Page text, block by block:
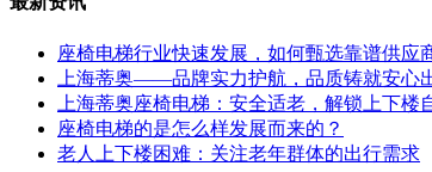
座椅电梯行业快速发展，如何甄选靠谱供应
上海蒂奥——品牌实力护航，品质铸就安心
上海蒂奥座椅电梯：安全适老，解锁上下楼
座椅电梯的是怎么样发展而来的？
老人上下楼困难：关注老年群体的出行需求